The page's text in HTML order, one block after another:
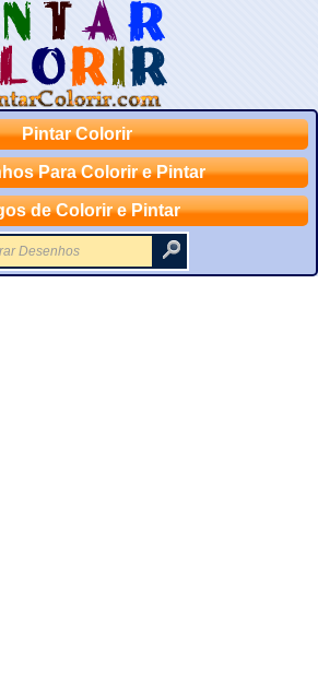
Pintar Colorir
Para Colorir e Pintar
de Colorir e Pintar